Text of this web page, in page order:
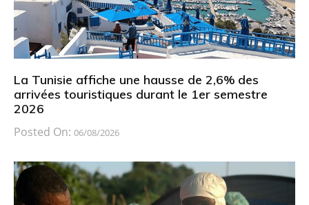
La Tunisie affiche une hausse de 2,6% des
arrivées touristiques durant le 1er semestre
2026
Posted On: 06/08/2026